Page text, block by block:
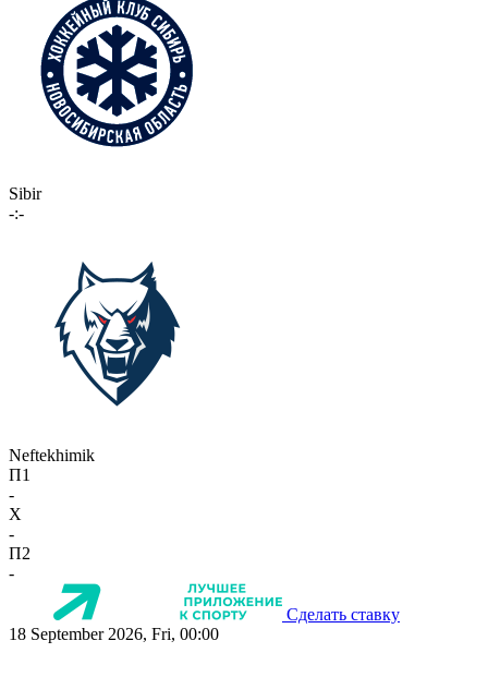
Sibir
-:-
Neftekhimik
П1
-
X
-
П2
-
Сделать ставку
18 September 2026, Fri, 00:00